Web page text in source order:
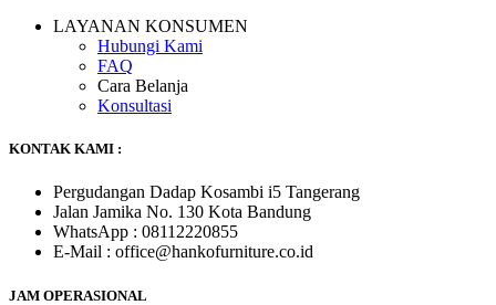
LAYANAN KONSUMEN
Hubungi Kami
FAQ
Cara Belanja
Konsultasi
KONTAK KAMI :
Pergudangan Dadap Kosambi i5 Tangerang
Jalan Jamika No. 130 Kota Bandung
WhatsApp : 08112220855
E-Mail : office@hankofurniture.co.id
JAM OPERASIONAL